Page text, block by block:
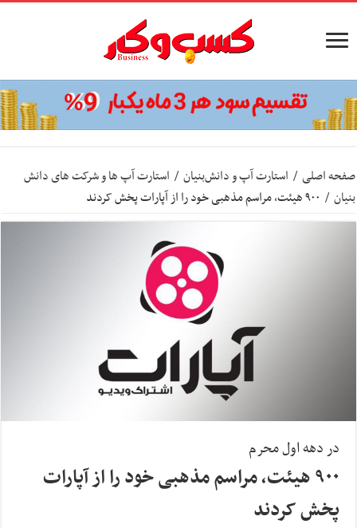
صفحه اصلی / استارت آپ‌ و دانش‌بنیان‌ / استارت آپ ها و شرکت های دانش
بنیان / ۹۰۰ هیئت، مراسم مذهبی خود را از آپارات پخش کردند
در دهه اول محرم
۹۰۰ هیئت، مراسم مذهبی خود را از آپارات
پخش کردند